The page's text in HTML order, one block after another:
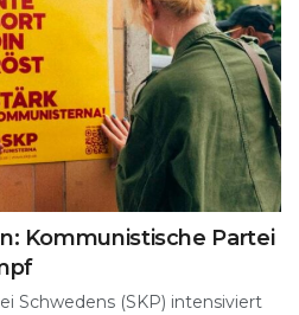
Kommunistische Partei
Schwedens (SKP) intensiviert